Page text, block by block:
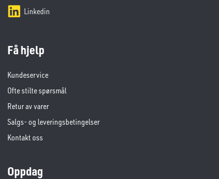
Linkedin
Få hjelp
Kundeservice
Ofte stilte spørsmål
Retur av varer
Salgs- og leveringsbetingelser
Kontakt oss
Oppdag